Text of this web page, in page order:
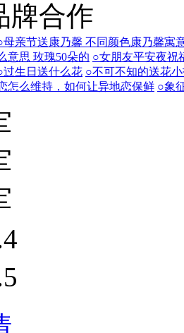
牌合作
母亲节送康乃馨 不同颜色康乃馨寓
意思 玫瑰50朵的 ○女朋友平安夜祝
过生日送什么花 ○不可不知的送花
怎么维持，如何让异地恋保鲜 ○象